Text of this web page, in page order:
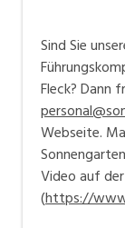
Sind Sie
Fleck? Dann
Webseite.
Video auf
(https://